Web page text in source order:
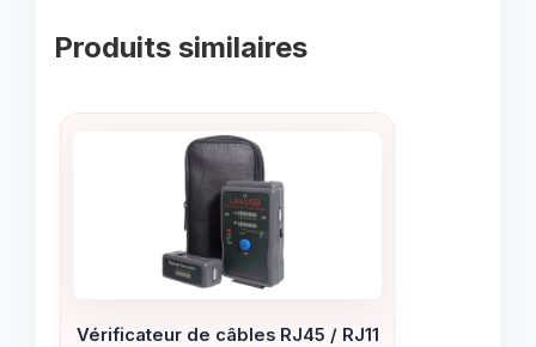
Produits similaires
Vérificateur de câbles RJ45 / RJ11